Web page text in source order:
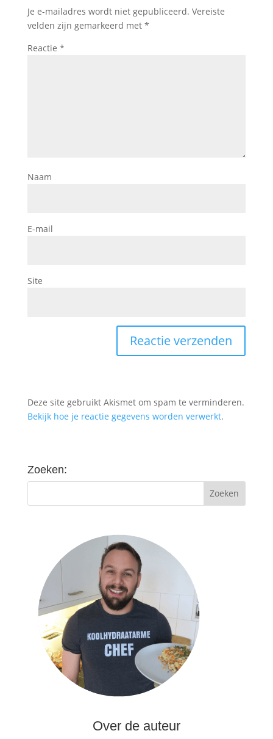
Je e-mailadres wordt niet gepubliceerd. Vereiste
velden zijn gemarkeerd met *
Reactie *
Naam
E-mail
Site
Deze site gebruikt Akismet om spam te verminderen.
Bekijk hoe je reactie gegevens worden verwerkt.
Zoeken:
Over de auteur